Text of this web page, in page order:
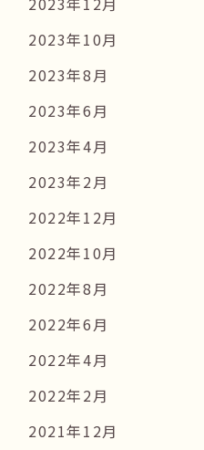
2023年10月
2023年8月
2023年6月
2023年4月
2023年2月
2022年12月
2022年10月
2022年8月
2022年6月
2022年4月
2022年2月
2021年12月